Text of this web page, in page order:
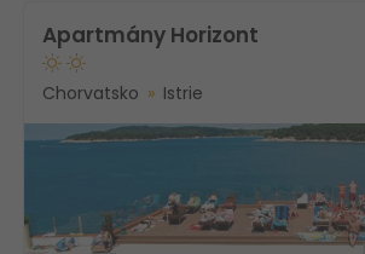
Apartmány Horizont
Chorvatsko Istrie